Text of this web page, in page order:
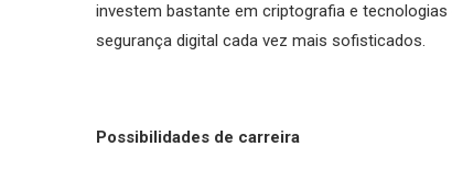
investem bastante em criptografia e
segurança digital cada vez mais sofisticados.
Possibilidades de carreira